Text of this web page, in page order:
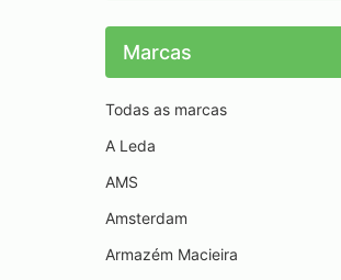
Marcas
Todas as marcas
A Leda
AMS
Amsterdam
Armazém Macieira